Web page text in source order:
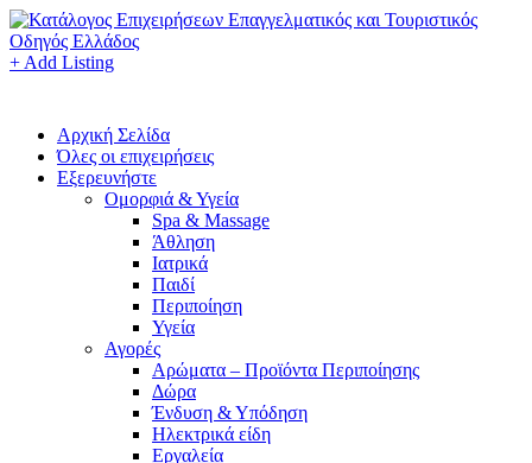
+ Add Listing
Αρχική Σελίδα
Όλες οι επιχειρήσεις
Εξερευνήστε
Ομορφιά & Υγεία
Spa & Massage
Άθληση
Ιατρικά
Παιδί
Περιποίηση
Υγεία
Αγορές
Αρώματα – Προϊόντα Περιποίησης
Δώρα
Ένδυση & Υπόδηση
Ηλεκτρικά είδη
Εργαλεία